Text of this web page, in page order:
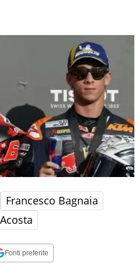
Francesco Bagnaia
Fonti preferite